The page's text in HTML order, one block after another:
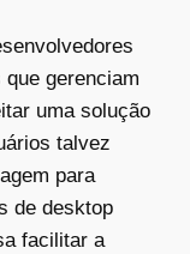
gerenciam
uma solução
talvez
para
de desktop
facilitar a